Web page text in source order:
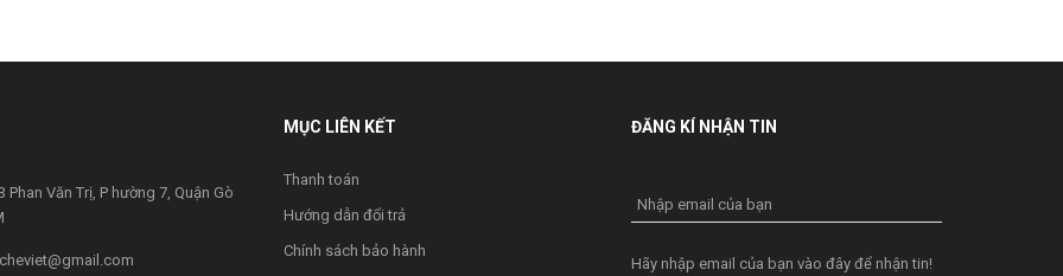
Phan Văn Trị, P hường 7, Quận Gò
MỤC LIÊN KẾT
Thanh toán
Hướng dẫn đổi trả
Chính sách bảo hành
ĐĂNG KÍ NHẬN TIN
Nhập email của bạn
Hãy nhập email của bạn vào đây để nhận tin!